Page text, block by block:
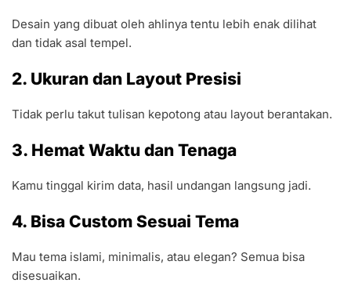
Desain yang dibuat oleh ahlinya tentu lebih enak dilihat
dan tidak asal tempel.
2. Ukuran dan Layout Presisi
Tidak perlu takut tulisan kepotong atau layout berantakan.
3. Hemat Waktu dan Tenaga
Kamu tinggal kirim data, hasil undangan langsung jadi.
4. Bisa Custom Sesuai Tema
Mau tema islami, minimalis, atau elegan? Semua bisa
disesuaikan.